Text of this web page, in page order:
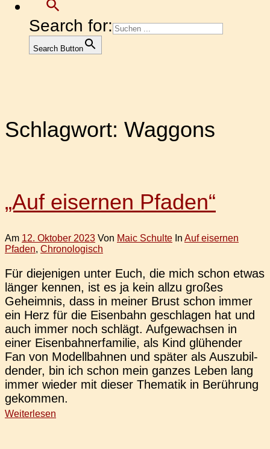
Search for:
Search Button
Schlagwort: Waggons
„Auf eisernen Pfaden“
Am 12. Oktober 2023 Von Maic Schulte In Auf eisernen
Pfaden, Chronologisch
Für die­je­ni­gen unter Euch, die mich schon etwas
länger kennen, ist es ja kein allzu großes
Geheim­nis, dass in meiner Brust schon immer
ein Herz für die Eisen­bahn geschla­gen hat und
auch immer noch schlägt. Auf­ge­wach­sen in
einer Eisen­bah­ner­fa­mi­lie, als Kind glü­hen­der
Fan von Modell­bah­nen und später als Aus­zu­bil­
den­der, bin ich schon mein ganzes Leben lang
immer wieder mit dieser The­ma­tik in Berüh­rung
gekommen.
Weiterlesen